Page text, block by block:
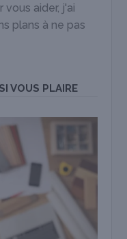
aider, j'ai
plans à ne pas
VOUS PLAIRE